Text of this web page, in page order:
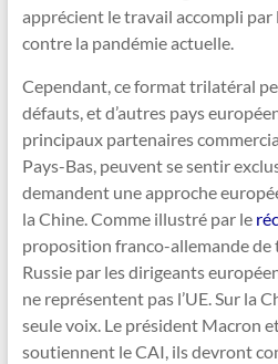
apprécient le travail accompli
contre la pandémie actuelle.
Cependant, ce format trilatéral
défauts, et d’autres pays
principaux partenaires
Pays-Bas, peuvent se sentir
demandent une approche
la Chine. Comme illustré par le
proposition franco-allemande de
Russie par les dirigeants
ne représentent pas l’UE. Sur la
seule voix. Le président Macron
soutiennent le CAI, ils devront